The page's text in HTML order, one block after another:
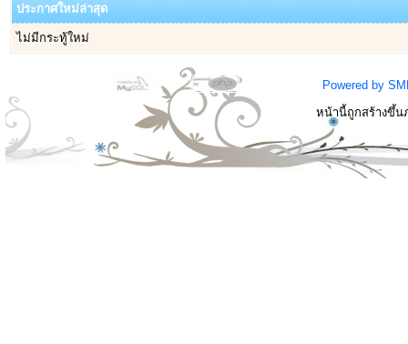
ประกาศใหม่ล่าสุด
ไม่มีกระทู้ใหม่
Powered by
หน้านี้ถูกสร้างขึ้น